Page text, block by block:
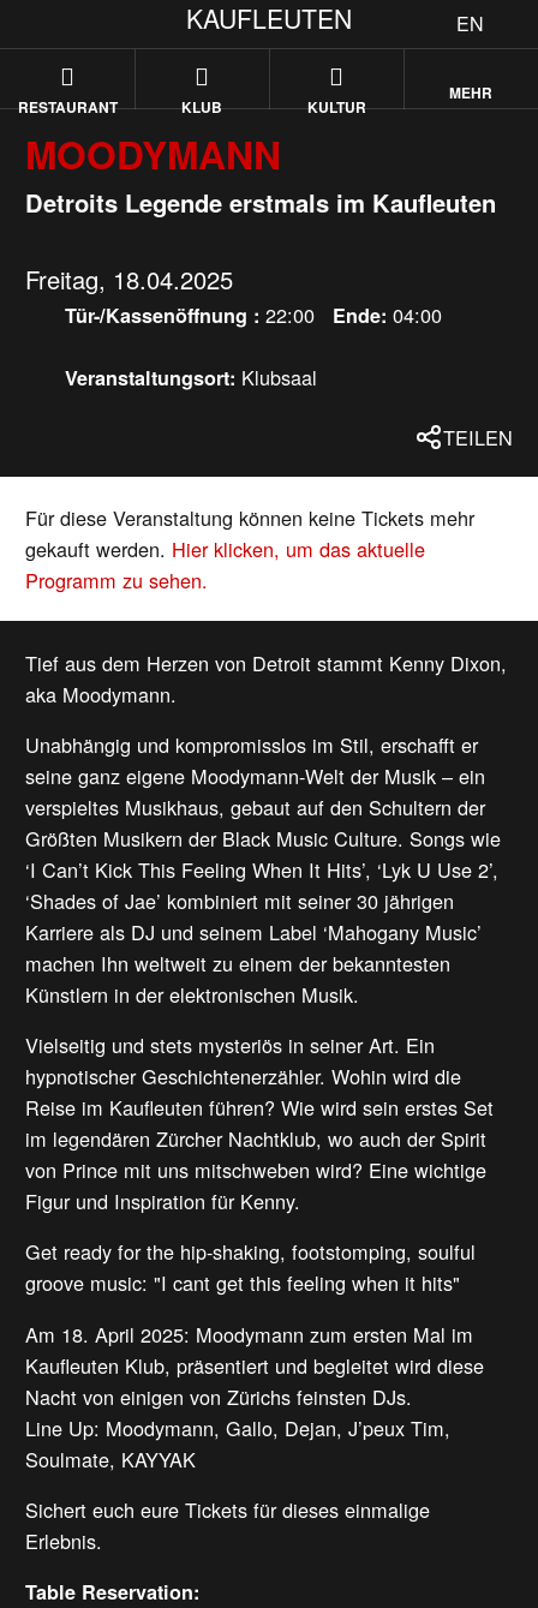
EN
KAUFLEUTEN
RESTAURANT KLUB KULTUR
MEHR
MOODYMANN
Detroits Legende erstmals im Kaufleuten
Freitag, 18.04.2025
Tür-/Kassenöffnung : 22:00 Ende: 04:00
Veranstaltungsort: Klubsaal
TEILEN
Für diese Veranstaltung können keine Tickets mehr
gekauft werden. Hier klicken, um das aktuelle
Programm zu sehen.
Tief aus dem Herzen von Detroit stammt Kenny Dixon,
aka Moodymann.
Unabhängig und kompromisslos im Stil, erschafft er
seine ganz eigene Moodymann-Welt der Musik – ein
verspieltes Musikhaus, gebaut auf den Schultern der
Größten Musikern der Black Music Culture. Songs wie
‘I Can’t Kick This Feeling When It Hits’, ‘Lyk U Use 2’,
‘Shades of Jae’ kombiniert mit seiner 30 jährigen
Karriere als DJ und seinem Label ‘Mahogany Music’
machen Ihn weltweit zu einem der bekanntesten
Künstlern in der elektronischen Musik.
Vielseitig und stets mysteriös in seiner Art. Ein
hypnotischer Geschichtenerzähler. Wohin wird die
Reise im Kaufleuten führen? Wie wird sein erstes Set
im legendären Zürcher Nachtklub, wo auch der Spirit
von Prince mit uns mitschweben wird? Eine wichtige
Figur und Inspiration für Kenny.
Get ready for the hip-shaking, footstomping, soulful
groove music: "I cant get this feeling when it hits"
Am 18. April 2025: Moodymann zum ersten Mal im
Kaufleuten Klub, präsentiert und begleitet wird diese
Nacht von einigen von Zürichs feinsten DJs.
Line Up: Moodymann, Gallo, Dejan, J’peux Tim,
Soulmate, KAYYAK
Sichert euch eure Tickets für dieses einmalige
Erlebnis.
Table Reservation: